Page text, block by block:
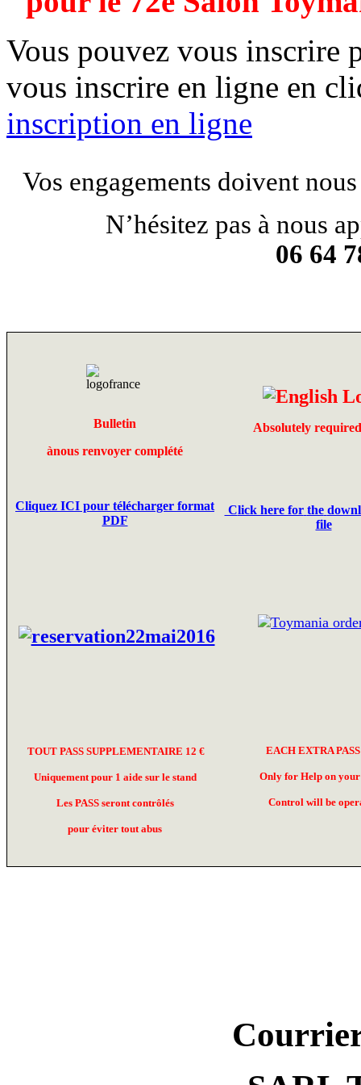
Vous pouvez vous inscrire
vous inscrire en ligne en
inscription en ligne
Vos engagements doivent
N’hésitez pas à nous
06 64
Bulletin
ànous renvoyer complété
Cliquez ICI pour télécharger format
PDF
Absolutely
Click here for the
file
TOUT PASS SUPPLEMENTAIRE 12 €
Uniquement pour 1 aide sur le stand
Les PASS seront contrôlés
pour éviter tout abus
EACH EXTRA
Only for Help on your
Control will be